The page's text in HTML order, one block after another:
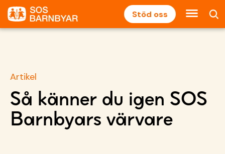
Stöd oss
Artikel
Så känner du igen SOS
Barnbyars värvare